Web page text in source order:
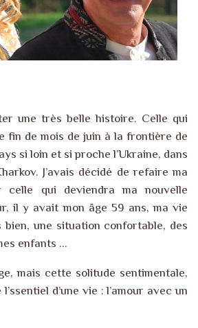
une très belle histoire. Celle qui
fin de mois de juin à la frontière de
si loin et si proche l’Ukraine, dans
J’avais décidé de refaire ma
celle qui deviendra ma nouvelle
il y avait mon âge 59 ans, ma vie
bien, une situation confortable, des
enfants …
mais cette solitude sentimentale,
d’une vie : l’amour avec un